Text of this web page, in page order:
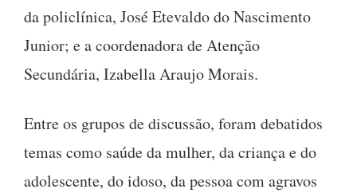
da policlínica, José Etevaldo do Nascimento
Junior; e a coordenadora de Atenção
Secundária, Izabella Araujo Morais.
Entre os grupos de discussão, foram debatidos
temas como saúde da mulher, da criança e do
adolescente, do idoso, da pessoa com agravos